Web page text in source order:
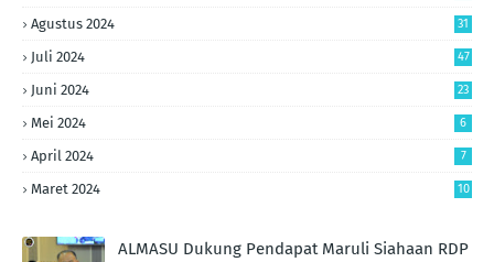
Agustus 2024 31
Juli 2024 47
Juni 2024 23
Mei 2024 6
April 2024 7
Maret 2024 10
ALMASU Dukung Pendapat Maruli Siahaan RDP